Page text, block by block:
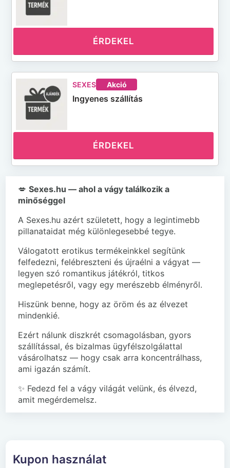
ÉRDEKEL
SEXES Akció
Ingyenes szállítás
ÉRDEKEL
💋Sexes.hu — ahol a vágy találkozik a
minőséggel
A Sexes.hu azért született, hogy a legintimebb
pillanataidat még különlegesebbé tegye.
Válogatott erotikus termékeinkkel segítünk
felfedezni, felébreszteni és újraélni a vágyat —
legyen szó romantikus játékról, titkos
meglepetésről, vagy egy merészebb élményről.
Hiszünk benne, hogy az öröm és az élvezet
mindenkié.
Ezért nálunk diszkrét csomagolásban, gyors
szállítással, és bizalmas ügyfélszolgálattal
vásárolhatsz — hogy csak arra koncentrálhass,
ami igazán számít.
✨ Fedezd fel a vágy világát velünk, és élvezd,
amit megérdemelsz.
Kupon használat